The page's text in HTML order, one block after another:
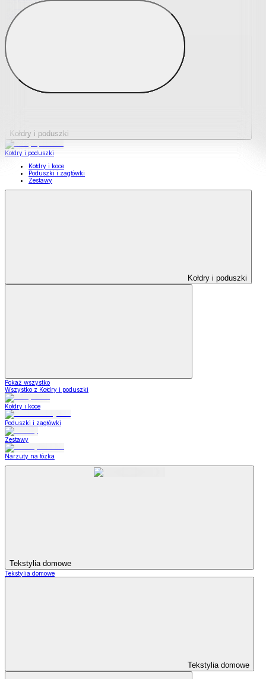
Podkładki na materace
Materace nawierzchniowe
Kołdry i poduszki
Kołdry i poduszki
Kołdry i koce
Poduszki i zagłówki
Zestawy
Kołdry i poduszki
Pokaż wszystko
Wszystko z Kołdry i poduszki
Kołdry i koce
Poduszki i zagłówki
Zestawy
Narzuty na łózka
Tekstylia domowe
Tekstylia domowe
Tekstylia domowe